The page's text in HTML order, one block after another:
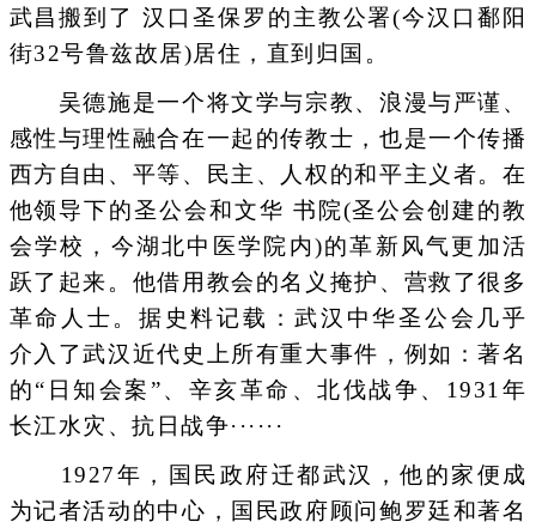
武昌搬到了 汉口圣保罗的主教公署(今汉口鄱阳
街32号鲁兹故居)居住，直到归国。
吴德施是一个将文学与宗教、浪漫与严谨、
感性与理性融合在一起的传教士，也是一个传播
西方自由、平等、民主、人权的和平主义者。在
他领导下的圣公会和文华 书院(圣公会创建的教
会学校，今湖北中医学院内)的革新风气更加活
跃了起来。他借用教会的名义掩护、营救了很多
革命人士。据史料记载：武汉中华圣公会几乎
介入了武汉近代史上所有重大事件，例如：著名
的“日知会案”、辛亥革命、北伐战争、1931年
长江水灾、抗日战争······
1927年，国民政府迁都武汉，他的家便成
为记者活动的中心，国民政府顾问鲍罗廷和著名